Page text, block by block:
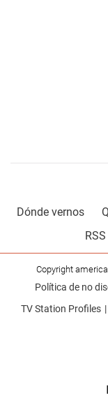
Dónde vernos
RSS
Copyright
Política de no
TV Station Profiles